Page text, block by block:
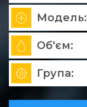
Модель:
Об'єм:
Група: